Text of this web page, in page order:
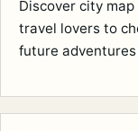
Discover city
travel lovers to
future